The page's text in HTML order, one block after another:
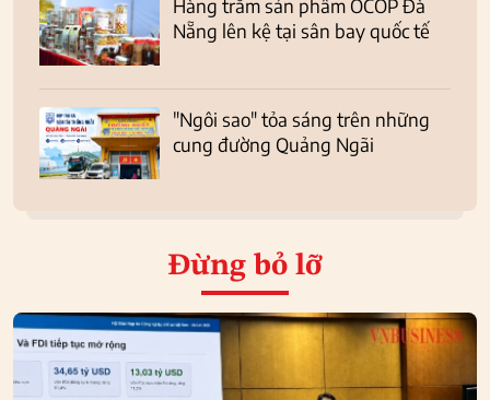
Hàng trăm sản phẩm OCOP Đà
Nẵng lên kệ tại sân bay quốc tế
"Ngôi sao" tỏa sáng trên những
cung đường Quảng Ngãi
Đừng bỏ lỡ